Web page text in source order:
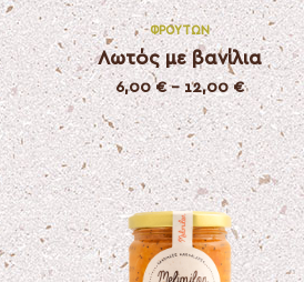
ΦΡΟΎΤΩΝ
Λωτός με βανίλια
6,00€–12,00€